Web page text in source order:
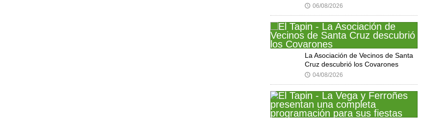
🕔 06/08/2026
La Asociación de Vecinos de Santa
Cruz descubrió los Covarones
🕔 04/08/2026